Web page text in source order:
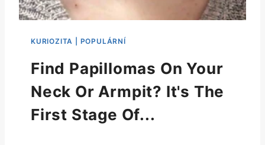
Find Papillomas On Your
Neck Or Armpit? It's The
First Stage Of...